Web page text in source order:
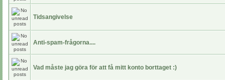
Tidsangivelse
Anti-spam-frågorna....
Vad måste jag göra för att få mitt konto borttaget :)